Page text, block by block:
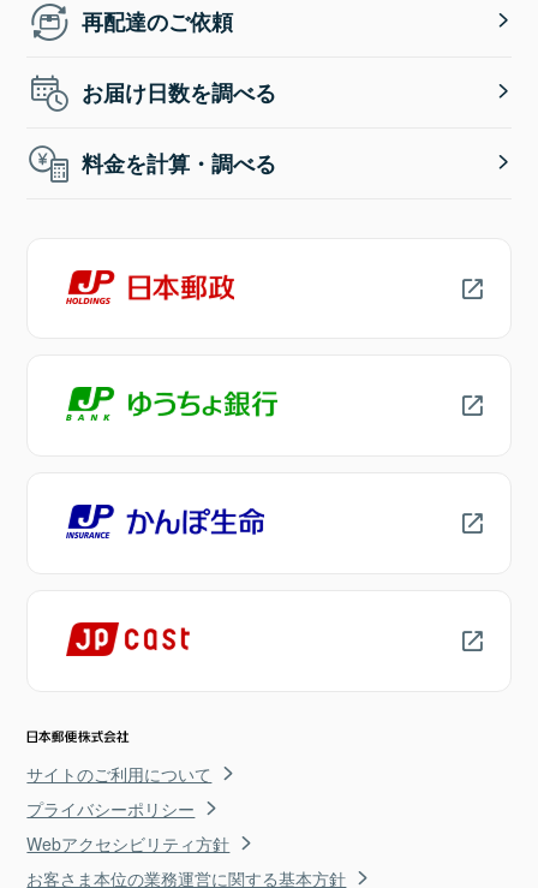
再配達のご依頼
お届け日数を調べる
料金を計算・調べる
サイトのご利用について
プライバシーポリシー
Webアクセシビリティ方針
お客さま本位の業務運営に関する基本方針